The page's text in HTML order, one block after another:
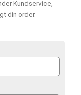
Kundservice,
din order.